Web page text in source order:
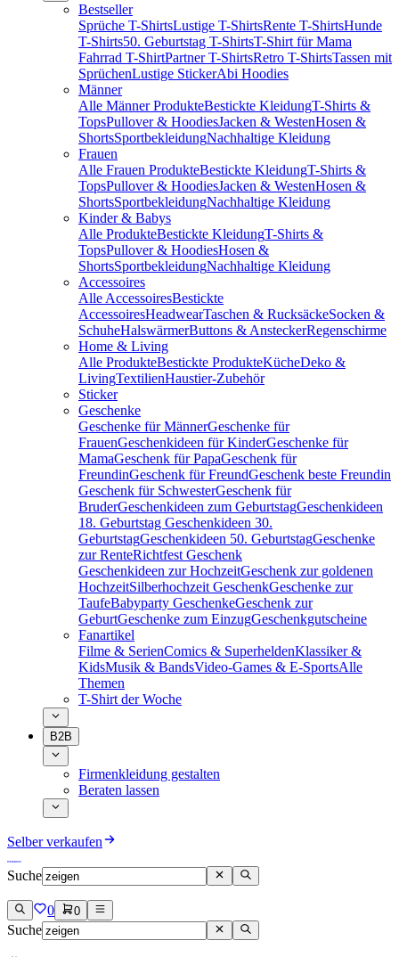
Bestseller
Sprüche T-ShirtsLustige T-ShirtsRente T-ShirtsHunde
T-Shirts50. Geburtstag T-ShirtsT-Shirt für Mama
Fahrrad T-ShirtPartner T-ShirtsRetro T-ShirtsTassen mit
SprüchenLustige StickerAbi Hoodies
Männer
Alle Männer ProdukteBestickte KleidungT-Shirts &
TopsPullover & HoodiesJacken & WestenHosen &
ShortsSportbekleidungNachhaltige Kleidung
Frauen
Alle Frauen ProdukteBestickte KleidungT-Shirts &
TopsPullover & HoodiesJacken & WestenHosen &
ShortsSportbekleidungNachhaltige Kleidung
Kinder & Babys
Alle ProdukteBestickte KleidungT-Shirts &
TopsPullover & HoodiesHosen &
ShortsSportbekleidungNachhaltige Kleidung
Accessoires
Alle AccessoiresBestickte
AccessoiresHeadwearTaschen & RucksäckeSocken &
SchuheHalswärmerButtons & AnsteckerRegenschirme
Home & Living
Alle ProdukteBestickte ProdukteKücheDeko &
LivingTextilienHaustier-Zubehör
Sticker
Geschenke
Geschenke für MännerGeschenke für
FrauenGeschenkideen für KinderGeschenke für
MamaGeschenk für PapaGeschenk für
FreundinGeschenk für FreundGeschenk beste Freundin
Geschenk für SchwesterGeschenk für
BruderGeschenkideen zum GeburtstagGeschenkideen
18. Geburtstag Geschenkideen 30.
GeburtstagGeschenkideen 50. GeburtstagGeschenke
zur RenteRichtfest Geschenk
Geschenkideen zur HochzeitGeschenk zur goldenen
HochzeitSilberhochzeit GeschenkGeschenke zur
TaufeBabyparty GeschenkeGeschenk zur
GeburtGeschenke zum EinzugGeschenkgutscheine
Fanartikel
Filme & SerienComics & SuperheldenKlassiker &
KidsMusik & BandsVideo-Games & E-SportsAlle
Themen
T-Shirt der Woche
B2B
Firmenkleidung gestalten
Beraten lassen
Selber verkaufen
Suche
0 0
Suche